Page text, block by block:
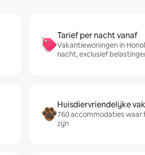
Tarief per nacht vanaf
Vakantiewoningen in
nacht, exclusief
Huisdiervriendelijke
760 accommodaties waar
zijn